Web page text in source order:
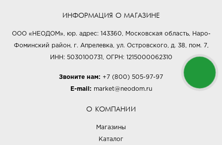
ИНФОРМАЦИЯ О МАГАЗИНЕ
ООО «НЕОДОМ», юр. адрес: 143360, Московская область, Наро-
Фоминский район, г. Апрелевка, ул. Островского, д. 38, пом. 7,
ИНН: 5030100731, ОГРН: 1215000062310
Звоните нам: +7 (800) 505-97-97
E-mail: market@neodom.ru
О КОМПАНИИ
Магазины
Каталог